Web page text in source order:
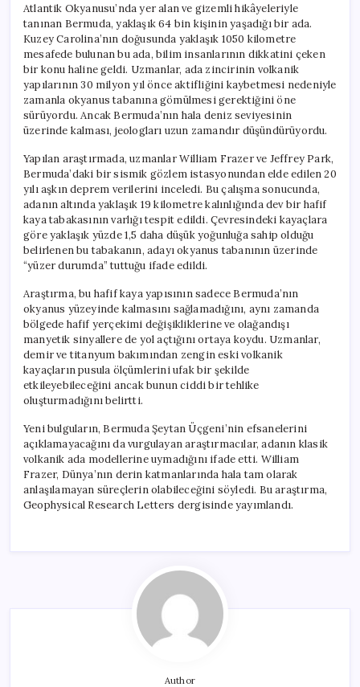
Atlantik Okyanusu’nda yer alan ve gizemli hikâyeleriyle
tanınan Bermuda, yaklaşık 64 bin kişinin yaşadığı bir ada.
Kuzey Carolina’nın doğusunda yaklaşık 1050 kilometre
mesafede bulunan bu ada, bilim insanlarının dikkatini çeken
bir konu haline geldi. Uzmanlar, ada zincirinin volkanik
yapılarının 30 milyon yıl önce aktifliğini kaybetmesi nedeniyle
zamanla okyanus tabanına gömülmesi gerektiğini öne
sürüyordu. Ancak Bermuda’nın hala deniz seviyesinin
üzerinde kalması, jeologları uzun zamandır düşündürüyordu.
Yapılan araştırmada, uzmanlar William Frazer ve Jeffrey Park,
Bermuda’daki bir sismik gözlem istasyonundan elde edilen 20
yılı aşkın deprem verilerini inceledi. Bu çalışma sonucunda,
adanın altında yaklaşık 19 kilometre kalınlığında dev bir hafif
kaya tabakasının varlığı tespit edildi. Çevresindeki kayaçlara
göre yaklaşık yüzde 1,5 daha düşük yoğunluğa sahip olduğu
belirlenen bu tabakanın, adayı okyanus tabanının üzerinde
“yüzer durumda” tuttuğu ifade edildi.
Araştırma, bu hafif kaya yapısının sadece Bermuda’nın
okyanus yüzeyinde kalmasını sağlamadığını, aynı zamanda
bölgede hafif yerçekimi değişikliklerine ve olağandışı
manyetik sinyallere de yol açtığını ortaya koydu. Uzmanlar,
demir ve titanyum bakımından zengin eski volkanik
kayaçların pusula ölçümlerini ufak bir şekilde
etkileyebileceğini ancak bunun ciddi bir tehlike
oluşturmadığını belirtti.
Yeni bulguların, Bermuda Şeytan Üçgeni’nin efsanelerini
açıklamayacağını da vurgulayan araştırmacılar, adanın klasik
volkanik ada modellerine uymadığını ifade etti. William
Frazer, Dünya’nın derin katmanlarında hala tam olarak
anlaşılamayan süreçlerin olabileceğini söyledi. Bu araştırma,
Geophysical Research Letters dergisinde yayımlandı.
Author